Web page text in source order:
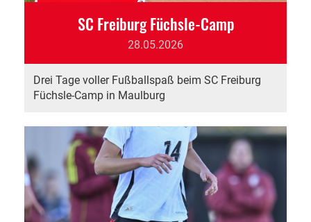
SC Freiburg Füchsle-Camp
28.05.2026
Drei Tage voller Fußballspaß beim SC Freiburg
Füchsle-Camp in Maulburg